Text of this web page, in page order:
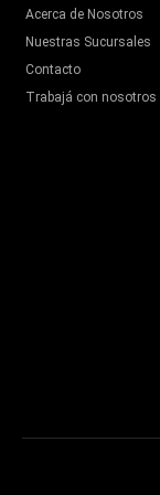
Acerca de Nosotros
Nuestras Sucursales
Contacto
Trabajá con nosotros